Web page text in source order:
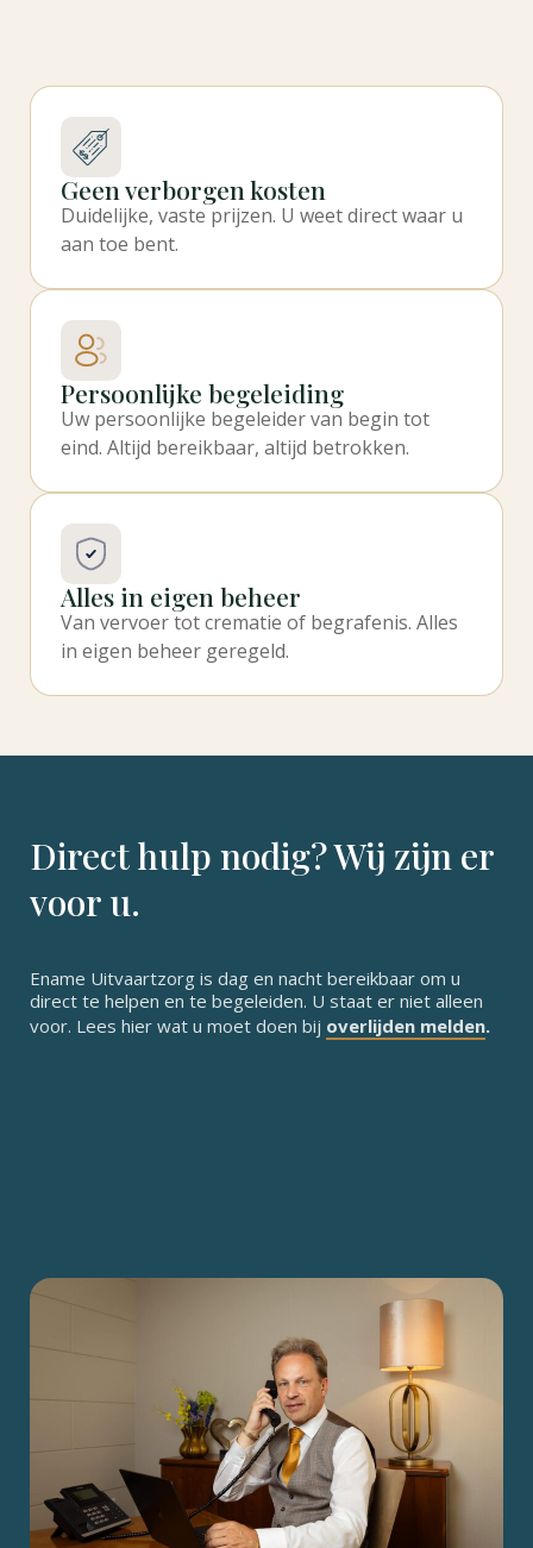
Geen verborgen kosten
Duidelijke, vaste prijzen. U weet direct waar u
aan toe bent.
Persoonlijke begeleiding
Uw persoonlijke begeleider van begin tot
eind. Altijd bereikbaar, altijd betrokken.
Alles in eigen beheer
Van vervoer tot crematie of begrafenis. Alles
in eigen beheer geregeld.
Direct hulp nodig? Wij zijn er
voor u.
Ename Uitvaartzorg is dag en nacht bereikbaar om u
direct te helpen en te begeleiden. U staat er niet alleen
voor. Lees hier wat u moet doen bij overlijden melden.